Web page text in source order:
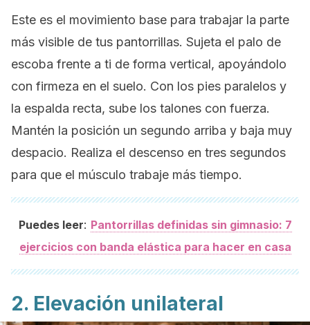
Este es el movimiento base para trabajar la parte
más visible de tus pantorrillas. Sujeta el palo de
escoba frente a ti de forma vertical, apoyándolo
con firmeza en el suelo. Con los pies paralelos y
la espalda recta, sube los talones con fuerza.
Mantén la posición un segundo arriba y baja muy
despacio. Realiza el descenso en tres segundos
para que el músculo trabaje más tiempo.
Puedes leer: Pantorrillas definidas sin gimnasio: 7
ejercicios con banda elástica para hacer en casa
2. Elevación unilateral